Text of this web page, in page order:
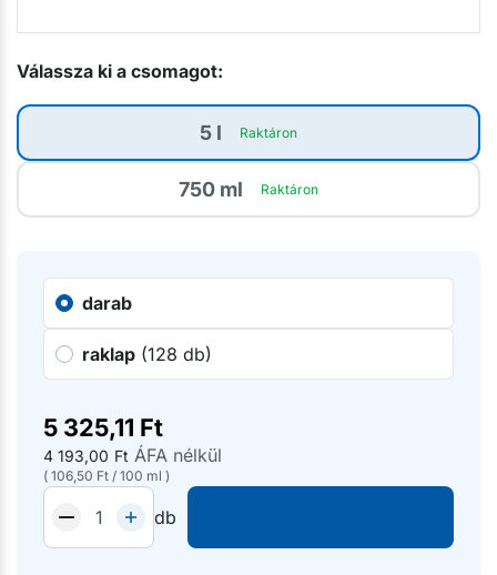
Válassza ki a csomagot:
5 l Raktáron
750 ml Raktáron
darab
raklap (128 db)
5 325,11 Ft
4 193,00 Ft ÁFA nélkül
( 106,50 Ft / 100 ml )
db